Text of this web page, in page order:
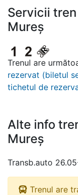
Servicii
Mureș
Trenul are
rezervat (biletul
tichetul de
Alte info
Mureș
Transb.auto
Trenul are